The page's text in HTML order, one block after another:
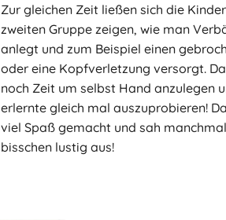
Zur gleichen Zeit ließen sich die
zweiten Gruppe zeigen, wie man
anlegt und zum Beispiel einen
oder eine Kopfverletzung versorgt.
noch Zeit um selbst Hand anzulegen
erlernte gleich mal auszuprobieren!
viel Spaß gemacht und sah
bisschen lustig aus!